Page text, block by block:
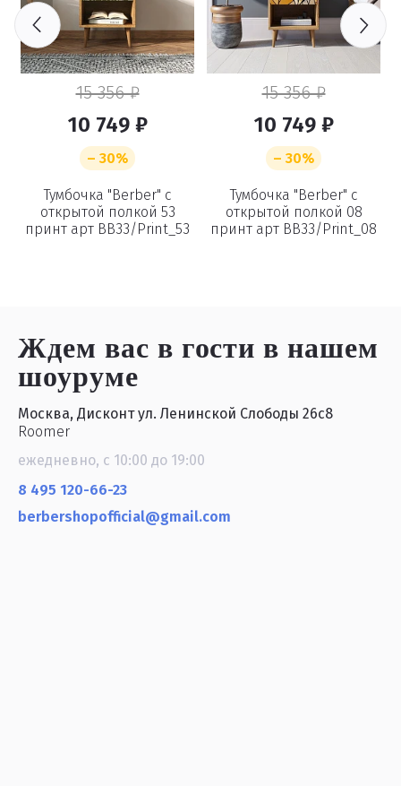
15 356 ₽
10 749 ₽
– 30%
Тумбочка "Berber" с
открытой полкой 53
принт арт BB33/Print_53
15 356 ₽
10 749 ₽
– 30%
Тумбочка "Berber" с
открытой полкой 08
принт арт BB33/Print_08
Ждем вас в гостив нашем
шоуруме
Москва, Дисконт ул. Ленинской Слободы 26с8
Roomer
ежедневно, с 10:00 до 19:00
8 495 120-66-23
berbershopofficial@gmail.com